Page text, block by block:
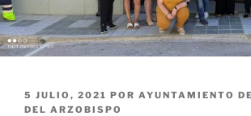
PUBLICADO
EL
5 JULIO, 2021 POR AYUNTAMIENTO
DEL ARZOBISPO